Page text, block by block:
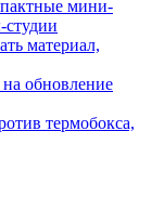
мини-
студии
материал,
обновление
термобокса,